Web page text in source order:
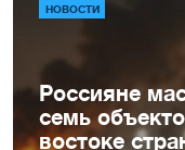
НОВОСТИ
Россияне
семь
востоке